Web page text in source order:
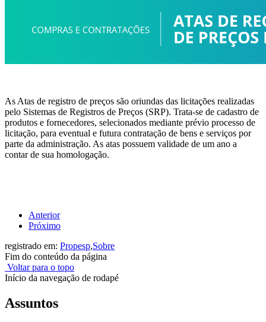
As Atas de registro de preços são oriundas das licitações realizadas
pelo Sistemas de Registros de Preços (SRP). Trata-se de cadastro de
produtos e fornecedores, selecionados mediante prévio processo de
licitação, para eventual e futura contratação de bens e serviços por
parte da administração. As atas possuem validade de um ano a
contar de sua homologação.
Anterior
Próximo
registrado em: Propesp,Sobre
Fim do conteúdo da página
Voltar para o topo
Início da navegação de rodapé
Assuntos